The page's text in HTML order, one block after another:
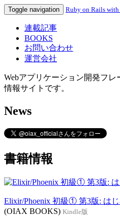
Toggle navigation Ruby on Rails with
連載記事
BOOKS
お問い合わせ
運営会社
Webアプリケーション開発フレ
情報サイトです。
News
書籍情報
Elixir/Phoenix 初級① 第3版: は
(OIAX BOOKS) Kindle版